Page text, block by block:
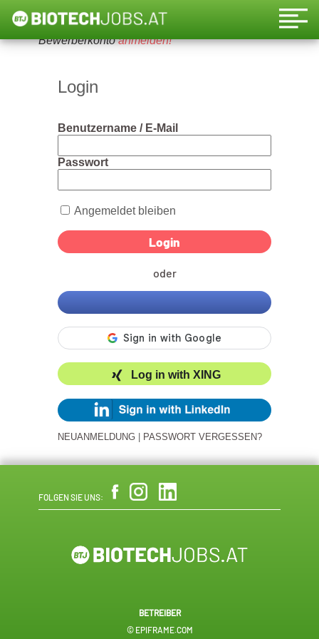
Um diese Funktion nutzen zu können, bitte ein
Bewerberkontoanmelden!
Login
Benutzername / E-Mail
Passwort
Angemeldet bleiben
oder
Log in with XING
NEUANMELDUNG PASSWORT VERGESSEN?
FOLGEN SIE UNS:
BETREIBER
© EPIFRAME.COM